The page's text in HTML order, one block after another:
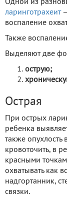
Одной из
ларинготрахеит—
воспаление
Также
Выделяют две
острую;
Острая
При острых
ребенка
также опухлость
кровоточить, в
красными
охватывать как
надгортанник,
связки.